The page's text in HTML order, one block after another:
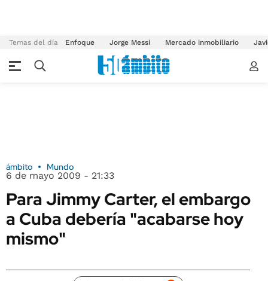
Temas del día Enfoque Jorge Messi Mercado inmobiliario
ámbito Mundo
6 de mayo 2009 - 21:33
Para Jimmy Carter, el embargo
a Cuba debería "acabarse hoy
mismo"